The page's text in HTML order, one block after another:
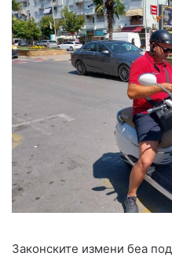
Законските измени беа